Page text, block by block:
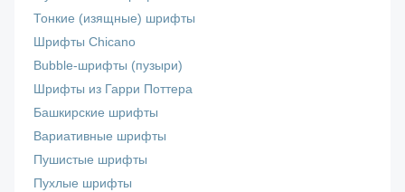
Тонкие (изящные) шрифты
Шрифты Chicano
Bubble-шрифты (пузыри)
Шрифты из Гарри Поттера
Башкирские шрифты
Вариативные шрифты
Пушистые шрифты
Пухлые шрифты